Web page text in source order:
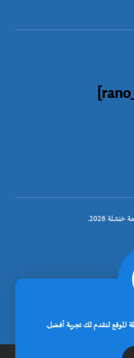
2026.
الموقع لنقدم لك تجربة أفضل.